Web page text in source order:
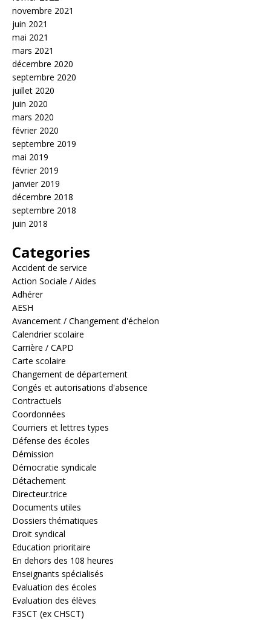
novembre 2021
juin 2021
mai 2021
mars 2021
décembre 2020
septembre 2020
juillet 2020
juin 2020
mars 2020
février 2020
septembre 2019
mai 2019
février 2019
janvier 2019
décembre 2018
septembre 2018
juin 2018
Categories
Accident de service
Action Sociale / Aides
Adhérer
AESH
Avancement / Changement d'échelon
Calendrier scolaire
Carrière / CAPD
Carte scolaire
Changement de département
Congés et autorisations d'absence
Contractuels
Coordonnées
Courriers et lettres types
Défense des écoles
Démission
Démocratie syndicale
Détachement
Directeur.trice
Documents utiles
Dossiers thématiques
Droit syndical
Education prioritaire
En dehors des 108 heures
Enseignants spécialisés
Evaluation des écoles
Evaluation des élèves
F3SCT (ex CHSCT)